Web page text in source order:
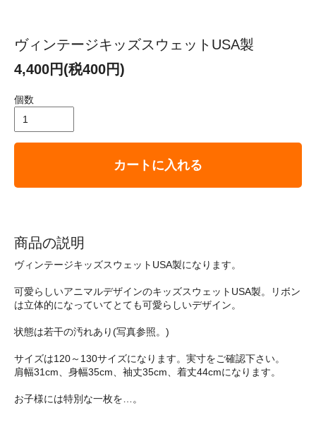
ヴィンテージキッズスウェットUSA製
4,400円(税400円)
個数
カートに入れる
商品の説明
ヴィンテージキッズスウェットUSA製になります。
可愛らしいアニマルデザインのキッズスウェットUSA製。リボン
は立体的になっていてとても可愛らしいデザイン。
状態は若干の汚れあり(写真参照。)
サイズは120～130サイズになります。実寸をご確認下さい。
肩幅31cm、身幅35cm、袖丈35cm、着丈44cmになります。
お子様には特別な一枚を…。